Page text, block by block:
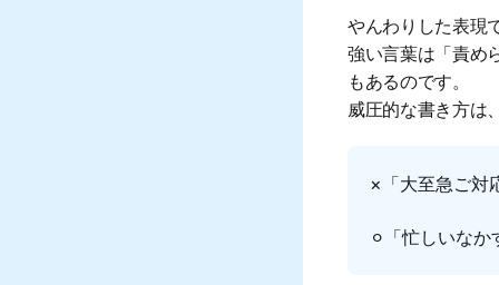
やんわりした表現
強い言葉は「責め
もあるのです。
威圧的な書き方は
×「大至急ご対
⚪︎「忙しいな